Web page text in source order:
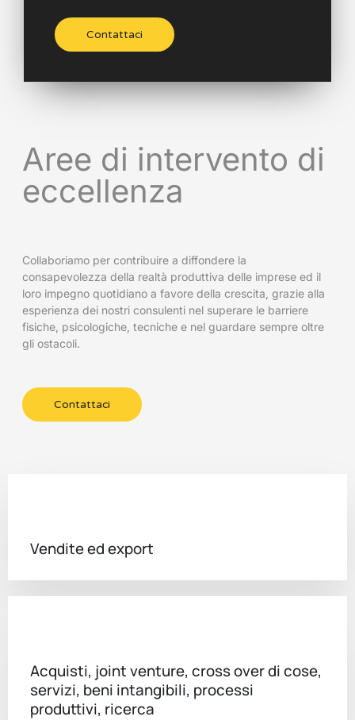
Contattaci
Aree di intervento di
eccellenza
Collaboriamo per contribuire a diffondere la
consapevolezza della realtà produttiva delle imprese ed il
loro impegno quotidiano a favore della crescita, grazie alla
esperienza dei nostri consulenti nel superare le barriere
fisiche, psicologiche, tecniche e nel guardare sempre oltre
gli ostacoli.
Contattaci
Vendite ed export
Acquisti, joint venture, cross over di cose,
servizi, beni intangibili, processi
produttivi, ricerca